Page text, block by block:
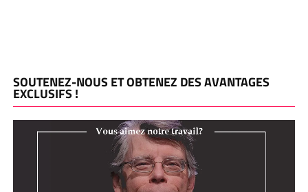
SOUTENEZ-NOUS ET OBTENEZ DES AVANTAGES
EXCLUSIFS !